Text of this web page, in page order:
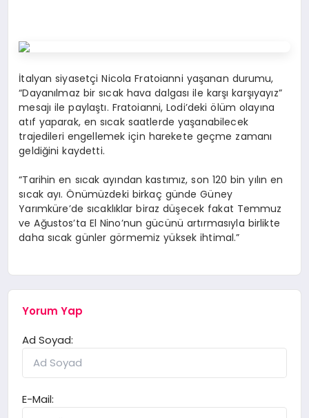
İtalyan siyasetçi Nicola Fratoianni yaşanan durumu,
“Dayanılmaz bir sıcak hava dalgası ile karşı karşıyayız”
mesajı ile paylaştı. Fratoianni, Lodi’deki ölüm olayına
atıf yaparak, en sıcak saatlerde yaşanabilecek
trajedileri engellemek için harekete geçme zamanı
geldiğini kaydetti.
“Tarihin en sıcak ayından kastımız, son 120 bin yılın en
sıcak ayı. Önümüzdeki birkaç günde Güney
Yarımküre’de sıcaklıklar biraz düşecek fakat Temmuz
ve Ağustos’ta El Nino’nun gücünü artırmasıyla birlikte
daha sıcak günler görmemiz yüksek ihtimal.”
Yorum Yap
Ad Soyad:
E-Mail: